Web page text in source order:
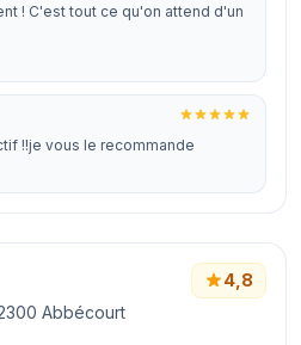
! C'est tout ce qu'on attend d'un
!!je vous le recommande
Abbécourt
4,8